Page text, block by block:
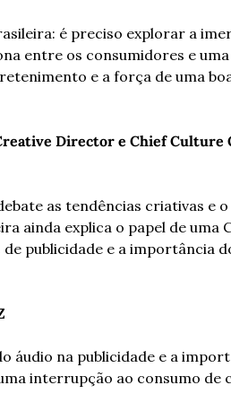
é preciso explorar a
entre os consumidores e
e a força de uma
Director e Chief Culture
as tendências criativas e
ainda explica o papel de uma
publicidade e a importância
áudio na publicidade e a
interrupção ao consumo de